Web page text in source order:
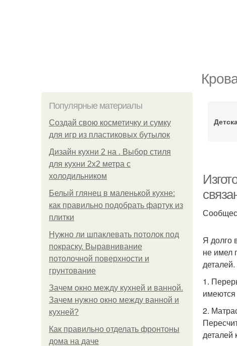
Популярные материалы
Создай свою косметичку и сумку
для игр из пластиковых бутылок
Дизайн кухни 2 на . Выбор стиля
для кухни 2х2 метра с
холодильником
Белый глянец в маленькой кухне:
как правильно подобрать фартук из
плитки
Нужно ли шпаклевать потолок под
покраску. Выравнивание
потолочной поверхности и
грунтование
Зачем окно между кухней и ванной.
Зачем нужно окно между ванной и
кухней?
Как правильно отделать фронтоны
дома на даче
Я долго
не имел
деталей.
1.
имеются
2.
деталей